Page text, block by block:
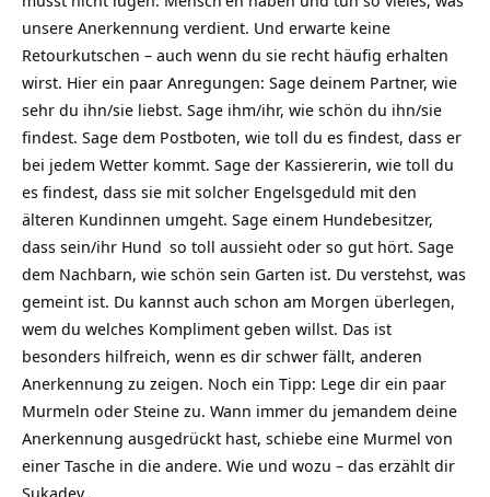
unsere Anerkennung verdient. Und erwarte keine
Retourkutschen – auch wenn du sie recht häufig erhalten
wirst. Hier ein paar Anregungen: Sage deinem Partner, wie
sehr du ihn/sie liebst. Sage ihm/ihr, wie schön du ihn/sie
findest. Sage dem Postboten, wie toll du es findest, dass er
bei jedem Wetter kommt. Sage der Kassiererin, wie toll du
es findest, dass sie mit solcher Engelsgeduld mit den
älteren Kundinnen umgeht. Sage einem Hundebesitzer,
dass sein/ihr Hund so toll aussieht oder so gut hört. Sage
dem Nachbarn, wie schön sein Garten ist. Du verstehst, was
gemeint ist. Du kannst auch schon am Morgen überlegen,
wem du welches Kompliment geben willst. Das ist
besonders hilfreich, wenn es dir schwer fällt, anderen
Anerkennung zu zeigen. Noch ein Tipp: Lege dir ein paar
Murmeln oder Steine zu. Wann immer du jemandem deine
Anerkennung ausgedrückt hast, schiebe eine Murmel von
einer Tasche in die andere. Wie und wozu – das erzählt dir
Sukadev .